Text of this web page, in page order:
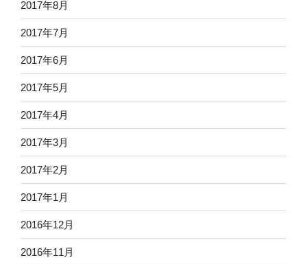
2017年8月
2017年7月
2017年6月
2017年5月
2017年4月
2017年3月
2017年2月
2017年1月
2016年12月
2016年11月